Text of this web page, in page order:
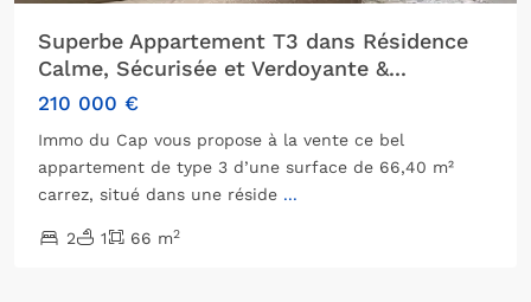
Superbe Appartement T3 dans Résidence
Calme, Sécurisée et Verdoyante &...
210 000 €
Immo du Cap vous propose à la vente ce bel
appartement de type 3 d’une surface de 66,40 m²
carrez, situé dans une réside ...
2 1 66 m2